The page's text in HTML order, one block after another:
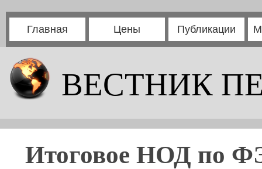
Главная Цены Публикации
ВЕСТНИК
Итоговое НОД по